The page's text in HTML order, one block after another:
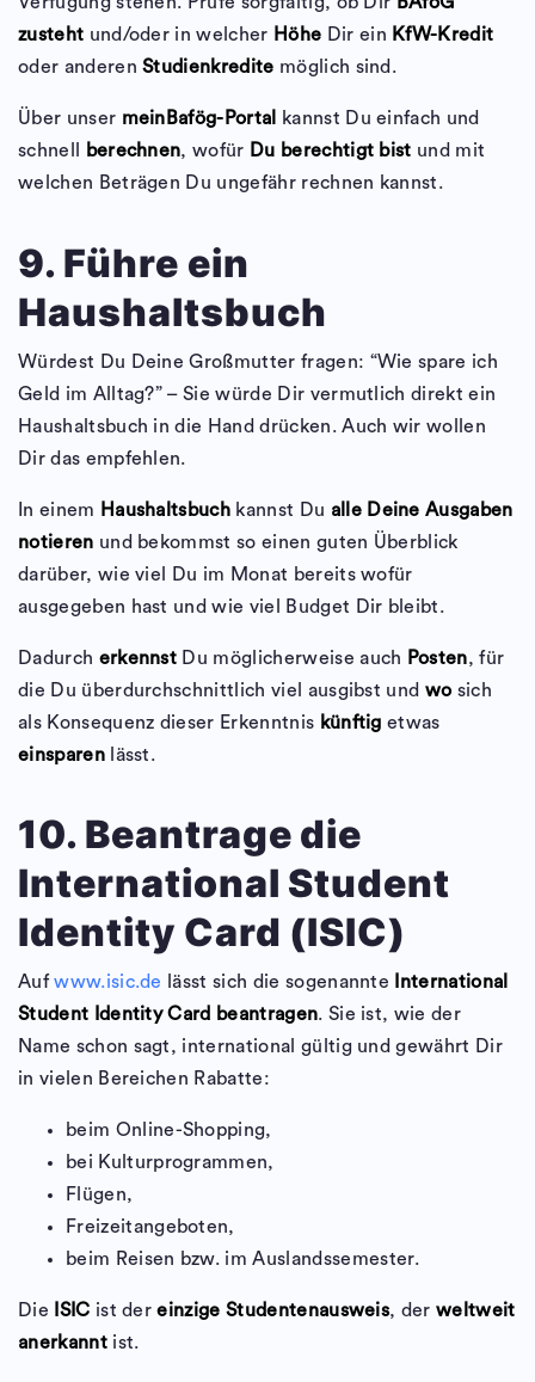
zusteht und/oder in welcher Höhe Dir ein KfW-Kredit
oder anderenStudienkredite möglich sind.
Über unser meinBafög-Portal
kannst Du einfach und
schnell
berechnen, wofür Du berechtigt bist und mit
welchen Beträgen Du ungefähr rechnen kannst.
9. Führe ein
Haushaltsbuch
Würdest Du Deine Großmutter fragen: “Wie spare ich
Geld im Alltag?” – Sie würde Dir vermutlich direkt ein
Haushaltsbuch in die Hand drücken. Auch wir wollen
Dir das empfehlen.
In einem Haushaltsbuch kannst Du alle Deine Ausgaben
notieren und bekommst so einen guten Überblick
darüber, wie viel Du im Monat bereits wofür
ausgegeben hast und wie viel Budget Dir bleibt.
Dadurch erkennst Du möglicherweise auch Posten, für
die Du überdurchschnittlich viel ausgibst und wosich
als Konsequenz dieser Erkenntnis künftig etwas
einsparenlässt.
10. Beantrage die
International Student
Identity Card (ISIC)
Aufwww.isic.de lässt sich die sogenannte
International
Student Identity Card beantragen. Sie ist, wie der
Name schon sagt, international gültig und gewährt Dir
in vielen Bereichen Rabatte:
beim Online-Shopping,
bei Kulturprogrammen,
Flügen,
Freizeitangeboten,
beim Reisen bzw. im Auslandssemester.
Die ISIC ist dereinzige Studentenausweis, derweltweit
anerkanntist.